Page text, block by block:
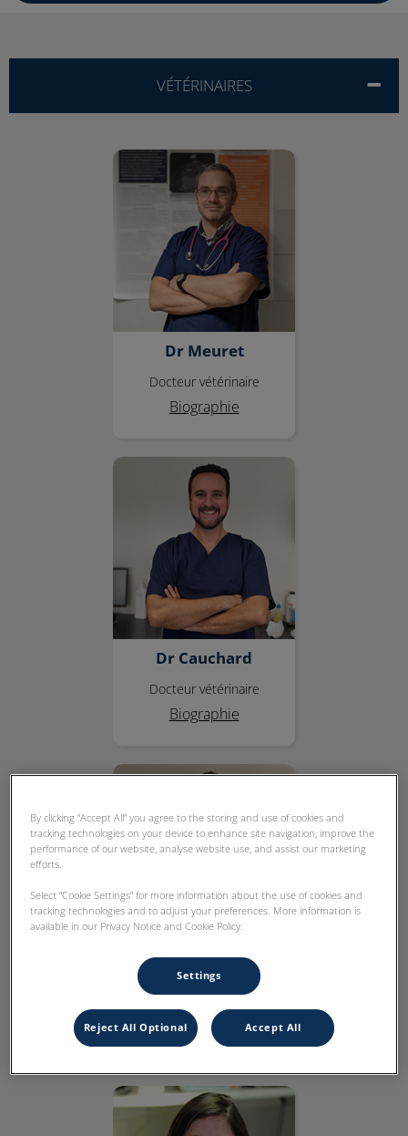
VÉTÉRINAIRES
Dr Meuret
Dr Meuret
Docteur vétérinaire
Biographie
Dr Cauchard
Dr Cauchard
Docteur vétérinaire
Biographie
Dr Lehuby
DMV
Docteur vétérinaire
Biographie
Dr Checinski
By clicking “Accept All” you agree to the storing and use of cookies and
tracking technologies on your device to enhance site navigation, improve the
performance of our website, analyse website use, and assist our marketing
efforts.
Select “Cookie Settings” for more information about the use of cookies and
tracking technologies and to adjust your preferences. More information is
available in our Privacy Notice and Cookie Policy.
Settings
Reject All Optional Accept All